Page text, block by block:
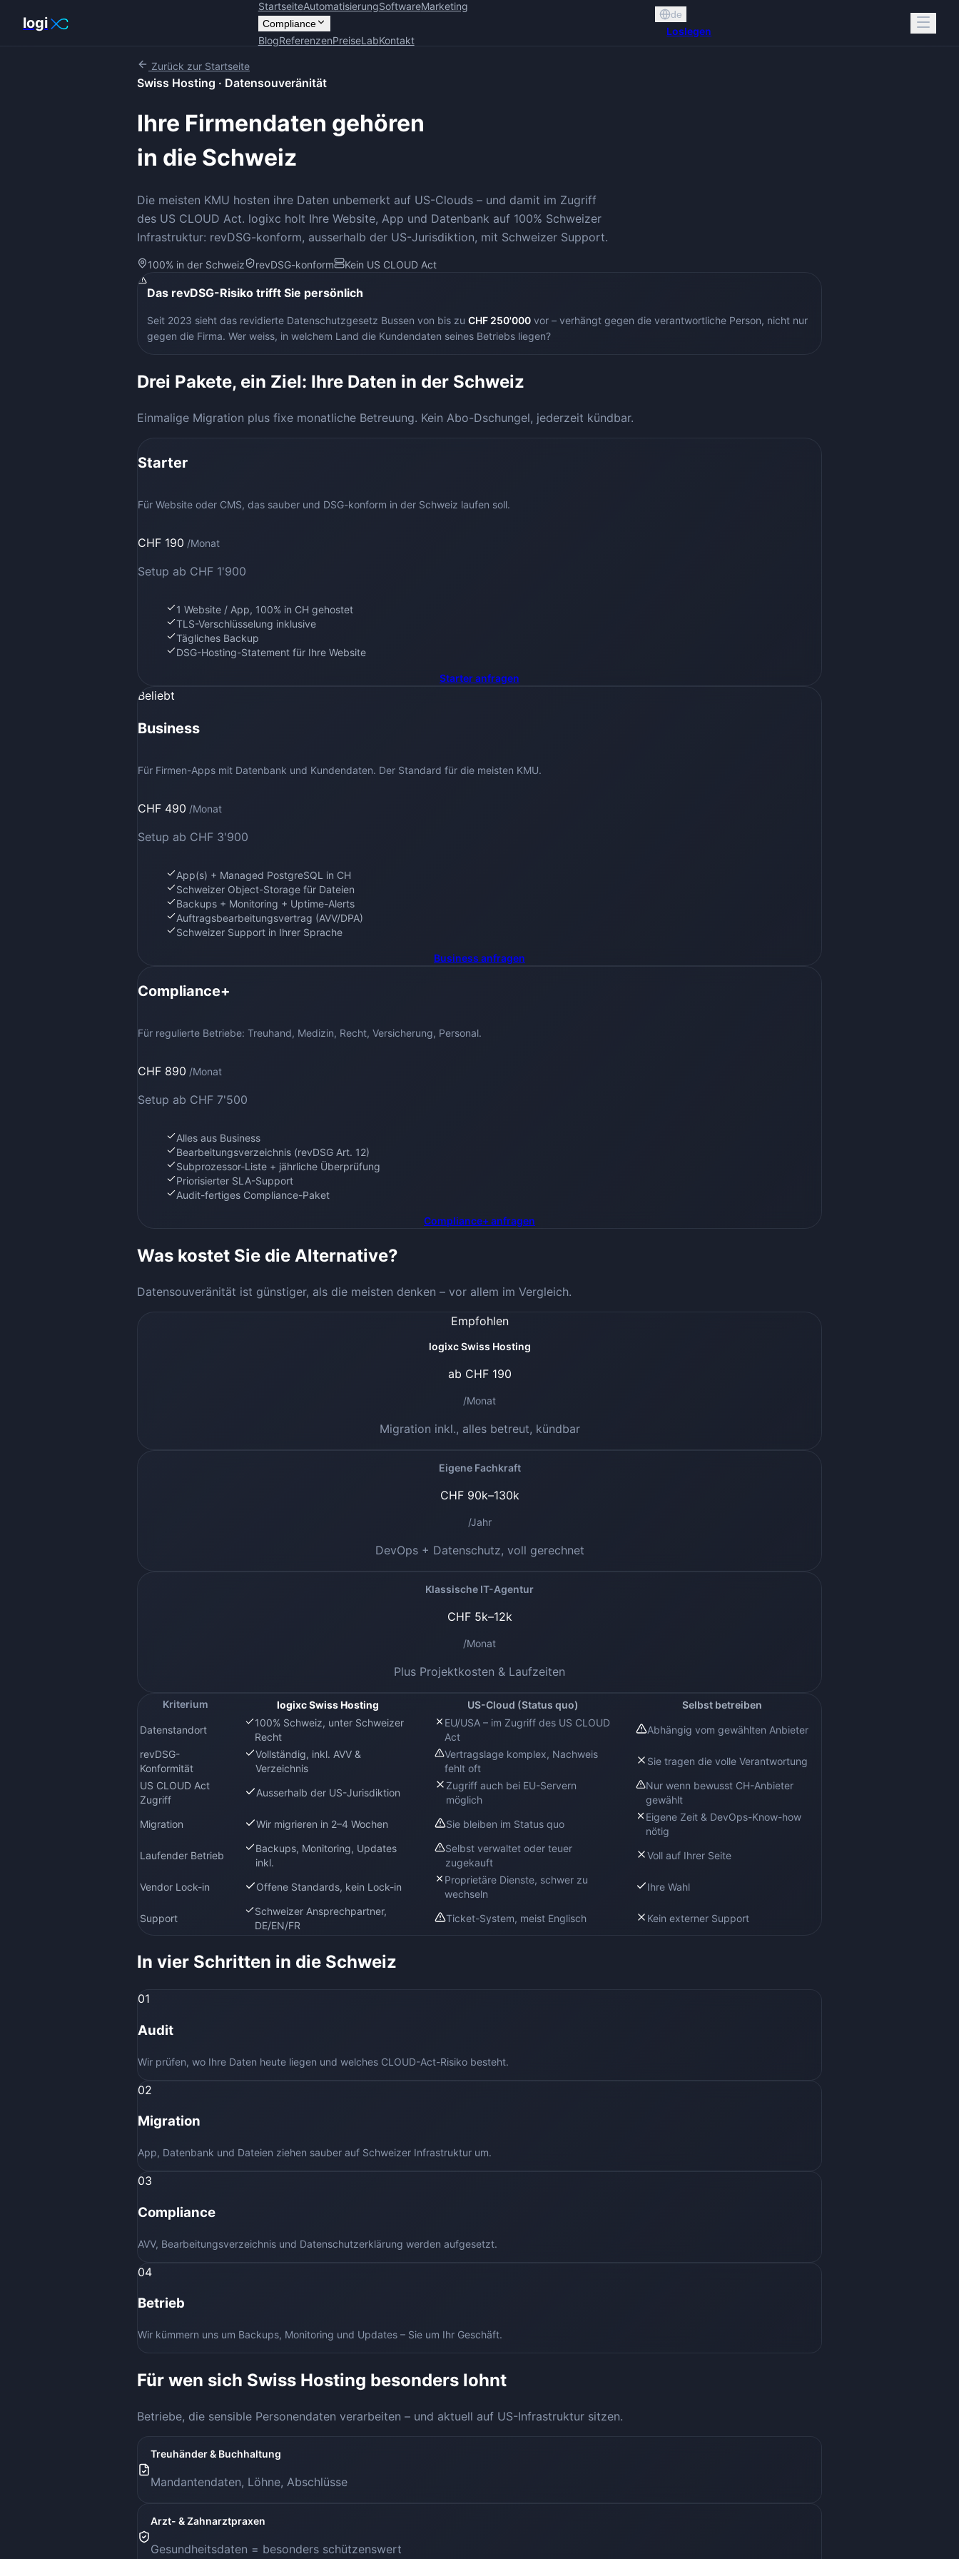
logi
StartseiteAutomatisierungSoftwareMarketing
Compliance
BlogReferenzenPreiseLabKontakt
de
Loslegen
Zurück zur Startseite
Swiss Hosting · Datensouveränität
Ihre Firmendaten gehören
in die Schweiz
Die meisten KMU hosten ihre Daten unbemerkt auf US-Clouds – und damit im Zugriff
des US CLOUD Act. logixc holt Ihre Website, App und Datenbank auf 100% Schweizer
Infrastruktur: revDSG-konform, ausserhalb der US-Jurisdiktion, mit Schweizer Support.
100% in der Schweiz revDSG-konform Kein US CLOUD Act
Das revDSG-Risiko trifft Sie persönlich
Seit 2023 sieht das revidierte Datenschutzgesetz Bussen von bis zu CHF 250'000vor – verhängt gegen die verantwortliche Person, nicht nur
gegen die Firma. Wer weiss, in welchem Land die Kundendaten seines Betriebs liegen?
Drei Pakete, ein Ziel: Ihre Daten in der Schweiz
Einmalige Migration plus fixe monatliche Betreuung. Kein Abo-Dschungel, jederzeit kündbar.
Starter
Für Website oder CMS, das sauber und DSG-konform in der Schweiz laufen soll.
CHF 190 /Monat
Setup ab CHF 1'900
1 Website / App, 100% in CH gehostet
TLS-Verschlüsselung inklusive
Tägliches Backup
DSG-Hosting-Statement für Ihre Website
Starteranfragen
Beliebt
Business
Für Firmen-Apps mit Datenbank und Kundendaten. Der Standard für die meisten KMU.
CHF 490 /Monat
Setup ab CHF 3'900
App(s) + Managed PostgreSQL in CH
Schweizer Object-Storage für Dateien
Backups + Monitoring + Uptime-Alerts
Auftragsbearbeitungsvertrag (AVV/DPA)
Schweizer Support in Ihrer Sprache
Business anfragen
Compliance+
Für regulierte Betriebe: Treuhand, Medizin, Recht, Versicherung, Personal.
CHF 890 /Monat
Setup ab CHF 7'500
Alles aus Business
Bearbeitungsverzeichnis (revDSG Art. 12)
Subprozessor-Liste + jährliche Überprüfung
Priorisierter SLA-Support
Audit-fertiges Compliance-Paket
Compliance+ anfragen
Was kostet Sie die Alternative?
Datensouveränität ist günstiger, als die meisten denken – vor allem im Vergleich.
Empfohlen
logixc Swiss Hosting
ab CHF 190
/Monat
Migration inkl., alles betreut, kündbar
Eigene Fachkraft
CHF 90k–130k
/Jahr
DevOps + Datenschutz, voll gerechnet
Klassische IT-Agentur
CHF 5k–12k
/Monat
Plus Projektkosten & Laufzeiten
Kriterium logixc Swiss Hosting US-Cloud (Status quo) Selbst betreiben
Datenstandort
100% Schweiz, unter Schweizer
Recht
EU/USA – im Zugriff des US CLOUD
Act
Abhängig vom gewählten Anbieter
revDSG-
Konformität
Vollständig, inkl. AVV &
Verzeichnis
Vertragslage komplex, Nachweis
fehlt oft
Sie tragen die volle Verantwortung
US CLOUD Act
Zugriff
Ausserhalb der US-Jurisdiktion
Zugriff auch bei EU-Servern
möglich
Nur wenn bewusst CH-Anbieter
gewählt
Migration
Wir migrieren in 2–4 Wochen Sie bleiben im Status quo
Eigene Zeit & DevOps-Know-how
nötig
Laufender Betrieb
Backups, Monitoring, Updates
inkl.
Selbst verwaltet oder teuer
zugekauft
Voll auf Ihrer Seite
Vendor Lock-in Offene Standards, kein Lock-in
Proprietäre Dienste, schwer zu
wechseln
Ihre Wahl
Support
Schweizer Ansprechpartner,
DE/EN/FR
Ticket-System, meist Englisch Kein externer Support
In vier Schritten in die Schweiz
01
Audit
Wir prüfen, wo Ihre Daten heute liegen und welches CLOUD-Act-Risiko besteht.
02
Migration
App, Datenbank und Dateien ziehen sauber auf Schweizer Infrastruktur um.
03
Compliance
AVV, Bearbeitungsverzeichnis und Datenschutzerklärung werden aufgesetzt.
04
Betrieb
Wir kümmern uns um Backups, Monitoring und Updates – Sie um Ihr Geschäft.
Für wen sich Swiss Hosting besonders lohnt
Betriebe, die sensible Personendaten verarbeiten – und aktuell auf US-Infrastruktur sitzen.
Treuhänder & Buchhaltung
Mandantendaten, Löhne, Abschlüsse
Arzt- & Zahnarztpraxen
Gesundheitsdaten = besonders schützenswert